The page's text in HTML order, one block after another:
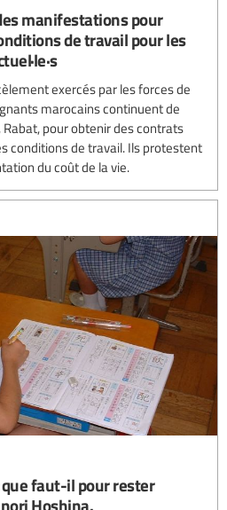
manifestations pour
de travail pour les
exercés par les forces de
marocains continuent de
pour obtenir des contrats
conditions de travail. Ils protestent
du coût de la vie.
faut-il pour rester